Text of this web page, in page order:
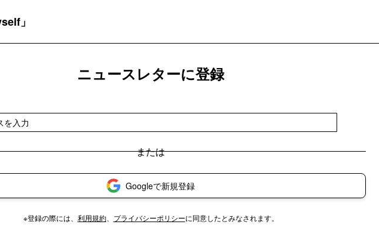
」
ニュースレターに登録
Googleで新規登録
※登録の際には、 利用規約、 プライバシーポリシーに同意したとみなされます。